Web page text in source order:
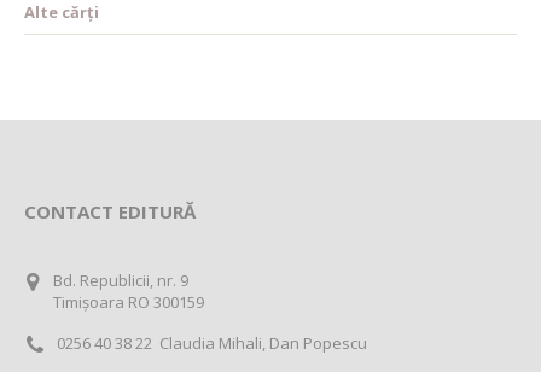
Alte cărți
CONTACT EDITURĂ
Bd. Republicii, nr. 9
Timișoara RO 300159
0256 40 38 22 Claudia Mihali, Dan Popescu